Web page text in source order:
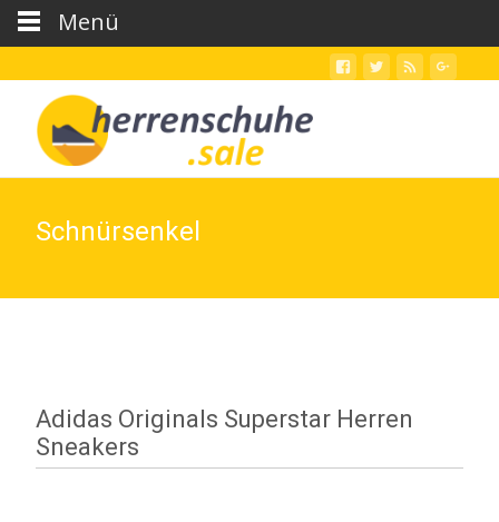
Schnürsenkel
Adidas Originals Superstar Herren
Sneakers
Menü